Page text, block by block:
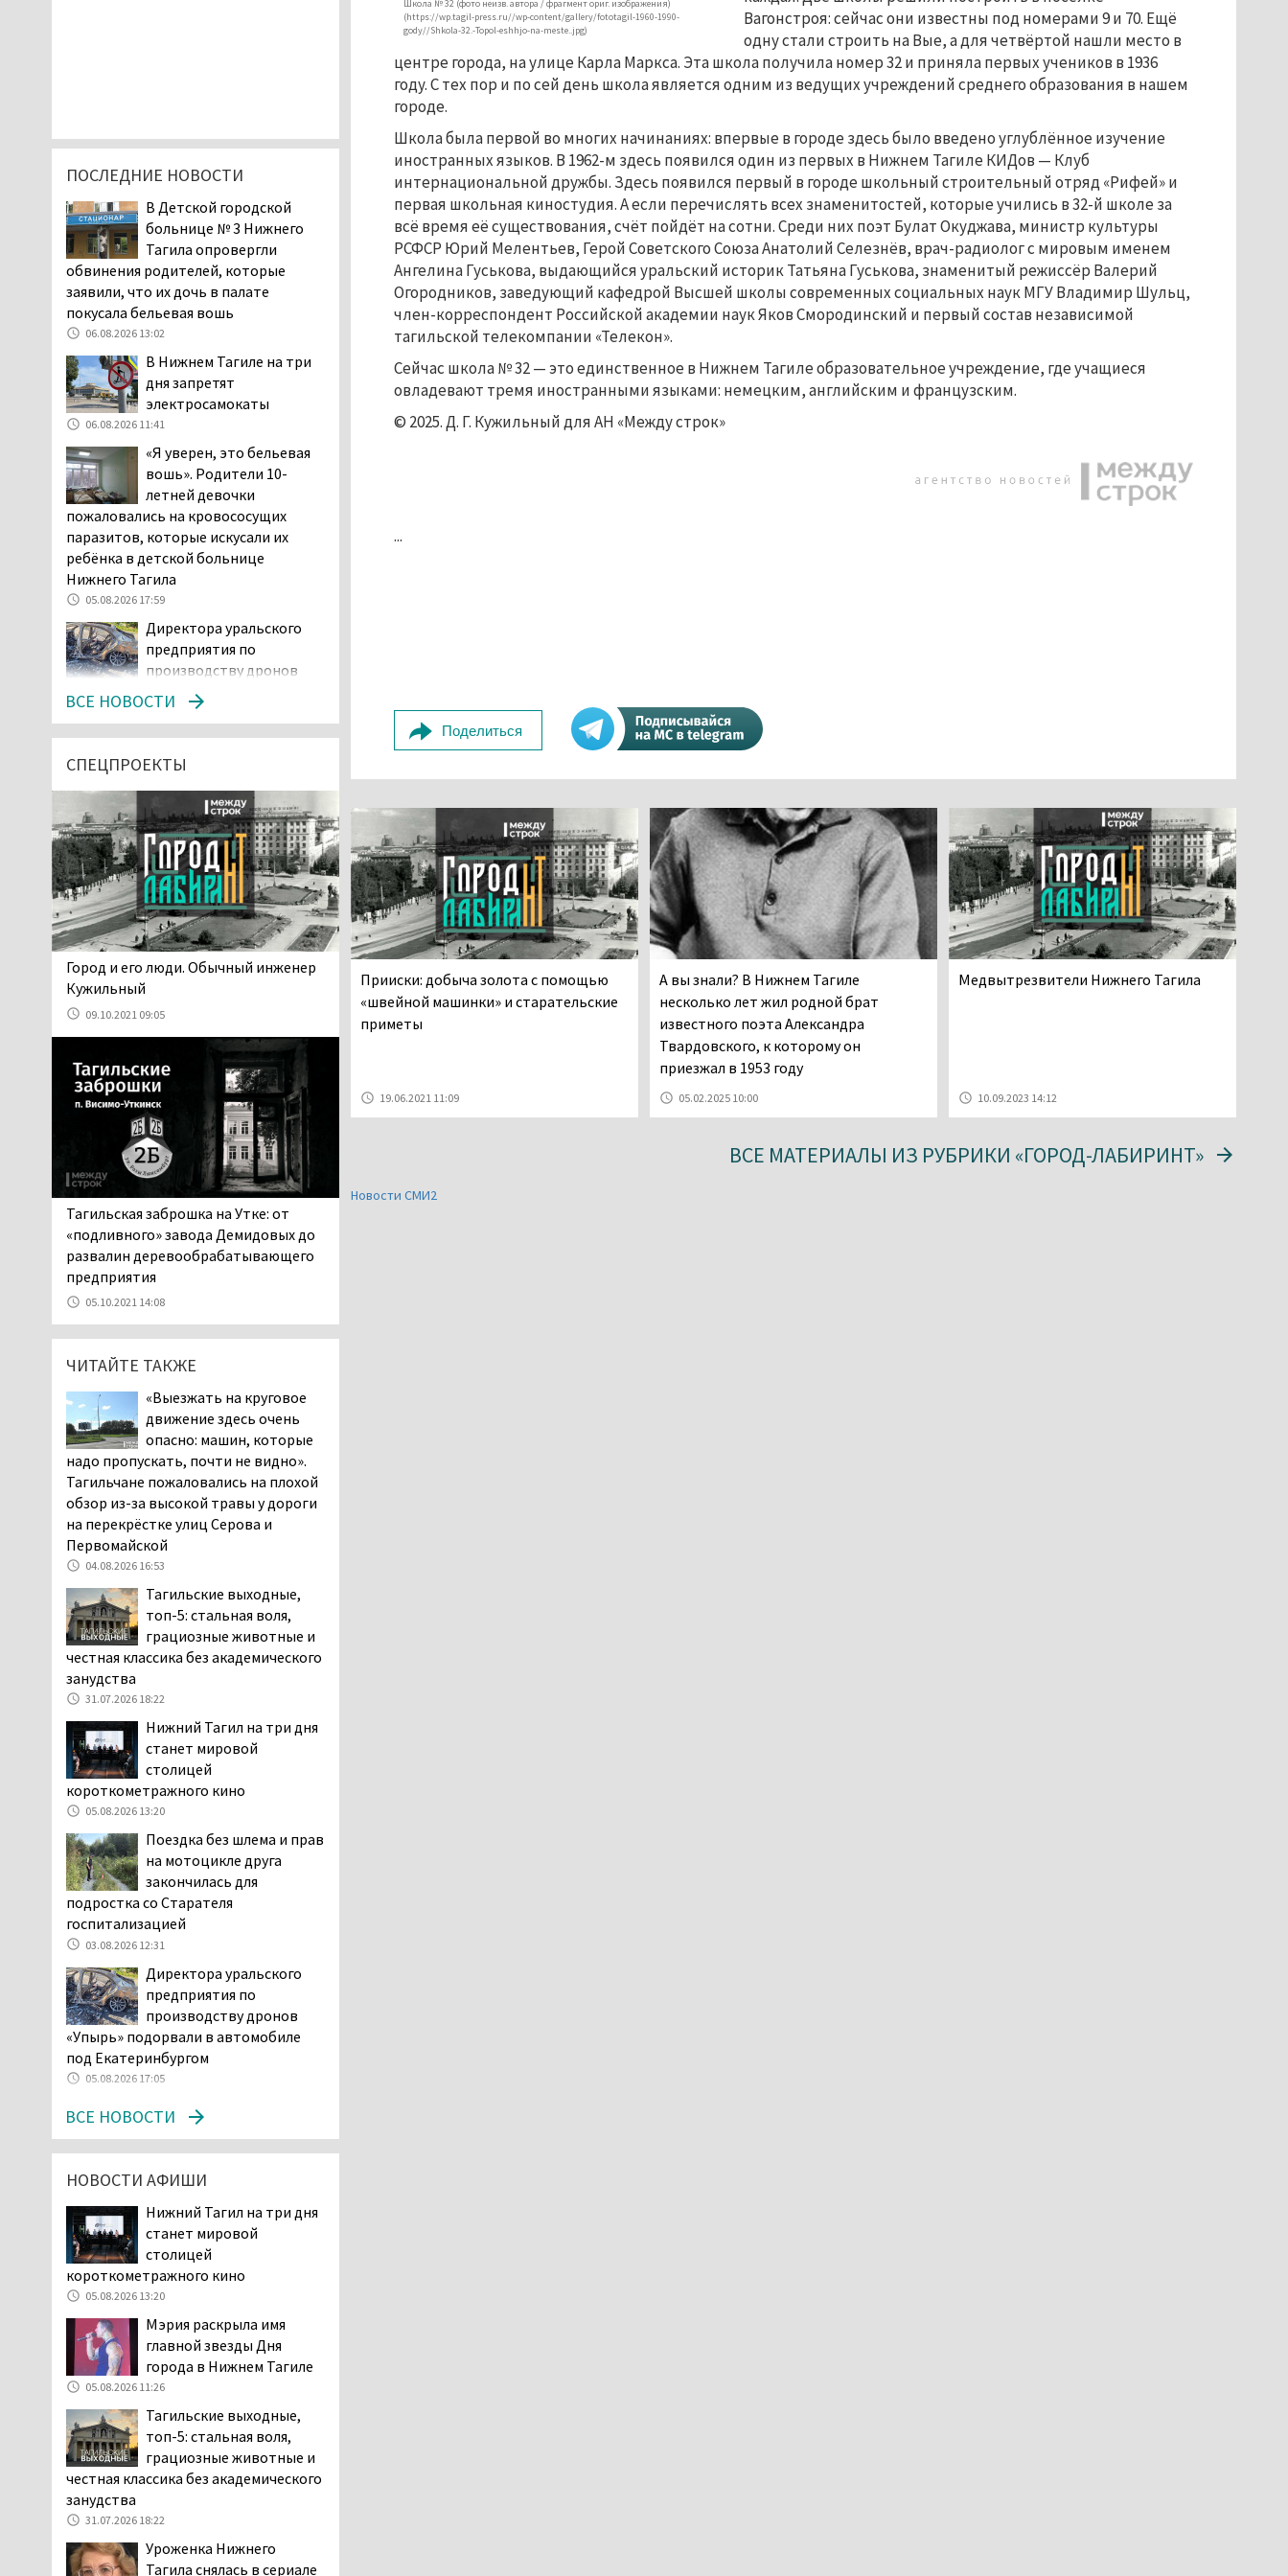
Школа № 32 (фото неизв. автора / фрагмент ориг. изображения)
(https://wp.tagil-press.ru//wp-content/gallery/fototagil-1960-1990-
gody//Shkola-32.-Topol-eshhjo-na-meste..jpg)
Вагонстроя: сейчас они известны под номерами 9 и 70. Ещё
одну стали строить на Вые, а для четвёртой нашли место в
центре города, на улице Карла Маркса. Эта школа получила номер 32 и приняла первых учеников в 1936
году. С тех пор и по сей день школа является одним из ведущих учреждений среднего образования в нашем
городе.
Школа была первой во многих начинаниях: впервые в городе здесь было введено углублённое изучение
иностранных языков. В 1962-м здесь появился один из первых в Нижнем Тагиле КИДов — Клуб
интернациональной дружбы. Здесь появился первый в городе школьный строительный отряд «Рифей» и
первая школьная киностудия. А если перечислять всех знаменитостей, которые учились в 32-й школе за
всё время её существования, счёт пойдёт на сотни. Среди них поэт Булат Окуджава, министр культуры
РСФСР Юрий Мелентьев, Герой Советского Союза Анатолий Селезнёв, врач-радиолог с мировым именем
Ангелина Гуськова, выдающийся уральский историк Татьяна Гуськова, знаменитый режиссёр Валерий
Огородников, заведующий кафедрой Высшей школы современных социальных наук МГУ Владимир Шульц,
член-корреспондент Российской академии наук Яков Смородинский и первый состав независимой
тагильской телекомпании «Телекон».
Сейчас школа № 32 — это единственное в Нижнем Тагиле образовательное учреждение, где учащиеся
овладевают тремя иностранными языками: немецким, английским и французским.
© 2025. Д. Г. Кужильный для АН «Между строк»
...
Поделиться
Прииски: добыча золота с помощью
«швейной машинки» и старательские
приметы
19.06.2021 11:09
А вы знали? В Нижнем Тагиле
несколько лет жил родной брат
известного поэта Александра
Твардовского, к которому он
приезжал в 1953 году
05.02.2025 10:00
Медвытрезвители Нижнего Тагила
10.09.2023 14:12
ВСЕ МАТЕРИАЛЫ ИЗ РУБРИКИ «ГОРОД-ЛАБИРИНТ»
Новости СМИ2
ПОСЛЕДНИЕ НОВОСТИ
В Детской городской
больнице № 3 Нижнего
Тагила опровергли
обвинения родителей, которые
заявили, что их дочь в палате
покусала бельевая вошь
06.08.2026 13:02
В Нижнем Тагиле на три
дня запретят
электросамокаты
06.08.2026 11:41
«Я уверен, это бельевая
вошь». Родители 10-
летней девочки
пожаловались на кровососущих
паразитов, которые искусали их
ребёнка в детской больнице
Нижнего Тагила
05.08.2026 17:59
Директора уральского
предприятия по
производству дронов
«Упырь» подорвали в автомобиле
под Екатеринбургом
Эксперты назвали
рыбы в Свердловской
области
05.08.2026 16:31
Осуждённый за убийство
тагильского хоккеиста
Александра Чумарина
Самат Хазипов в очередной раз
попал на скамью подсудимых
05.08.2026 15:28
Уральского депутата
назвавшего незамужних
женщин неполноценными людьми, а
неженатых мужчин — инвалидами,
проверит прокуратура (ВИДЕО)
05.08.2026 14:40
На водоёмах
Свердловской области с
начала купального сезона
погиб 21 человек
05.08.2026 14:05
Нижний Тагил на три дня
станет мировой
короткометражного кино
05.08.2026 13:20
главной звезды Дня
города в Нижнем Тагиле
05.08.2026 11:26
В Нижнем Тагиле
разыскивают 45-летнего
Виталия Говорухина
05.08.2026 11:10
Во втором квартале
текущего года
мошенники украли у
клиентов российских банков 7,4 млрд
рублей
05.08.2026 10:58
Жителей центра Нижнего
Тагила напугала система
оповещения о
заложенной бомбе
04.08.2026 17:57
«Выезжать на круговое
движение здесь очень
опасно: машин, которые
надо пропускать, почти не видно».
Тагильчане пожаловались на плохой
обзор из-за высокой травы у дороги
на перекрёстке улиц Серова и
04.08.2026 16:53
Отлавливать собак в
Нижнем Тагиле будут
«дорожники»
04.08.2026 15:26
полицейских в Нижнем
Тагиле растёт
04.08.2026 14:58
Нижний Тагил — лидер по
выявленным нарушениям
при утилизации
строительного мусора
04.08.2026 13:45
Как достать соседа-
полицейского. В Нижнем
Тагиле жильцы частного
сектора ведут между собой
затяжную, бессмысленную и
беспощадную «психологическую
войну»
04.08.2026 12:30
вмешательства
прокуратуры четыре
многоквартирных дома признаны
ВСЕ НОВОСТИ
СПЕЦПРОЕКТЫ
​​​​​​​Город и его люди. Обычный инженер
Кужильный
09.10.2021 09:05
Тагильская заброшка на Утке: от
«подливного» завода Демидовых до
развалин деревообрабатывающего
предприятия
05.10.2021 14:08
ЧИТАЙТЕ ТАКЖЕ
«Выезжать на круговое
движение здесь очень
опасно: машин, которые
надо пропускать, почти не видно».
Тагильчане пожаловались на плохой
обзор из-за высокой травы у дороги
на перекрёстке улиц Серова и
Первомайской
04.08.2026 16:53
Тагильские выходные,
топ-5: стальная воля,
грациозные животные и
честная классика без академического
занудства
31.07.2026 18:22
Нижний Тагил на три дня
станет мировой
столицей
короткометражного кино
05.08.2026 13:20
Поездка без шлема и прав
на мотоцикле друга
закончилась для
подростка со Старателя
госпитализацией
03.08.2026 12:31
Директора уральского
предприятия по
производству дронов
«Упырь» подорвали в автомобиле
под Екатеринбургом
05.08.2026 17:05
ВСЕ НОВОСТИ
НОВОСТИ АФИШИ
Нижний Тагил на три дня
станет мировой
столицей
короткометражного кино
05.08.2026 13:20
Мэрия раскрыла имя
главной звезды Дня
города в Нижнем Тагиле
05.08.2026 11:26
Тагильские выходные,
топ-5: стальная воля,
грациозные животные и
честная классика без академического
занудства
31.07.2026 18:22
Уроженка Нижнего
Тагила снялась в сериале